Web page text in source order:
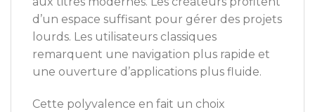
d’un espace suffisant pour gérer des projets
lourds. Les utilisateurs classiques
remarquent une navigation plus rapide et
une ouverture d’applications plus fluide.
Cette polyvalence en fait un choix